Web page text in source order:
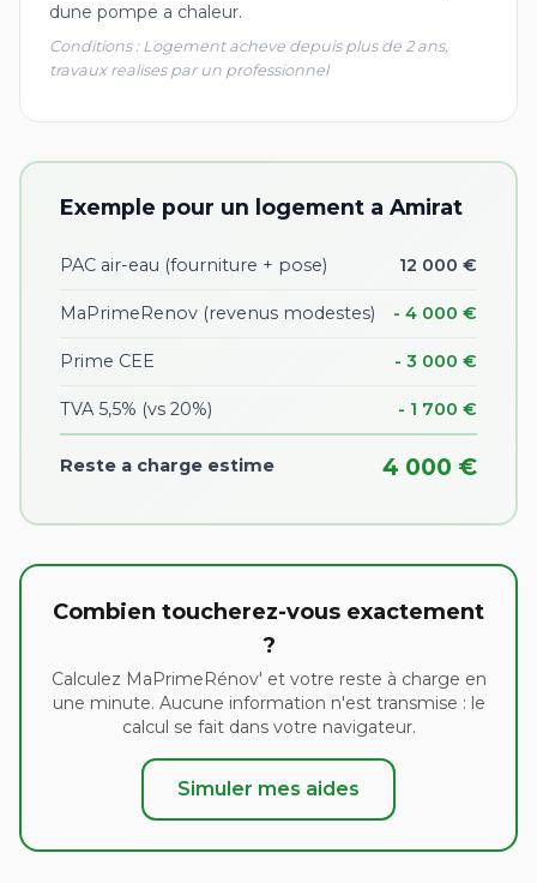
dune pompe a chaleur.
Conditions : Logement acheve depuis plus de 2 ans,
travaux realises par un professionnel
Exemple pour un logement a Amirat
PAC air-eau (fourniture + pose) 12 000 €
MaPrimeRenov (revenus modestes) - 4 000 €
Prime CEE - 3 000 €
TVA 5,5% (vs 20%) - 1 700 €
Reste a charge estime 4 000 €
Combien toucherez-vous exactement
?
Calculez MaPrimeRénov' et votre reste à charge en
une minute. Aucune information n'est transmise : le
calcul se fait dans votre navigateur.
Simuler mes aides